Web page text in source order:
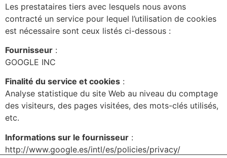
Les prestataires tiers avec lesquels nous avons
contracté un service pour lequel l’utilisation de cookies
est nécessaire sont ceux listés ci-dessous :
Fournisseur :
GOOGLE INC
Finalité du service et cookies :
Analyse statistique du site Web au niveau du comptage
des visiteurs, des pages visitées, des mots-clés utilisés,
etc.
Informations sur le fournisseur :
http://www.google.es/intl/es/policies/privacy/